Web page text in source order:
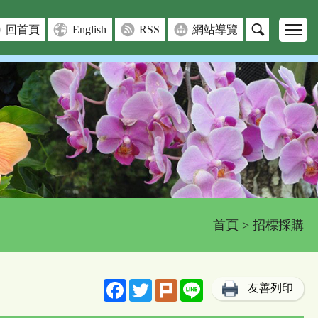
回首頁 English RSS 網站導覽
首頁 > 招標採購
FacebookTwitterPlurk Line 友善列印